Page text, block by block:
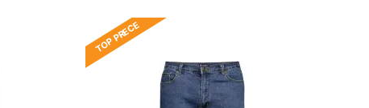
TOP PRECE